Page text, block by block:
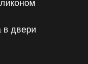
в двери